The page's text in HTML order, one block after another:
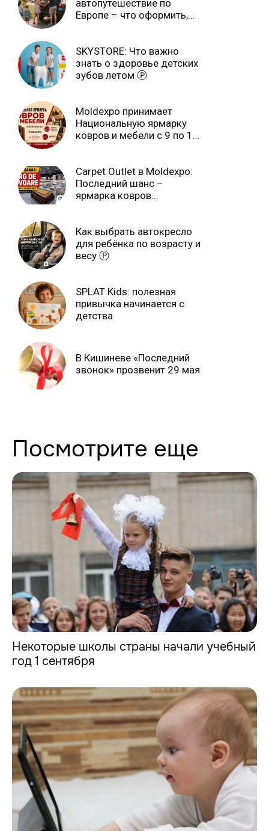
автопутешествие по
Европе – что оформить,
SKYSTORE: Что важно
знать о здоровье детских
зубов летом Ⓟ
Moldexpo принимает
Национальную ярмарку
ковров и мебели с 9 по 14
Carpet Outlet в Moldexpo:
Последний шанс –
ярмарка ковров
Как выбрать автокресло
для ребёнка по возрасту и
весу Ⓟ
SPLAT Kids: полезная
привычка начинается с
детства
В Кишиневе «Последний
звонок» прозвенит 29 мая
Посмотрите еще
Некоторые школы страны начали учебный
год 1 сентября